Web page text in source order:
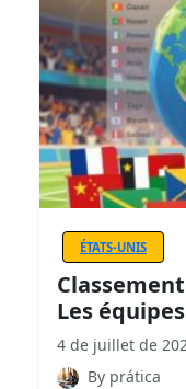
ÉTATS-UNIS
Les
4 de juillet de
By prática